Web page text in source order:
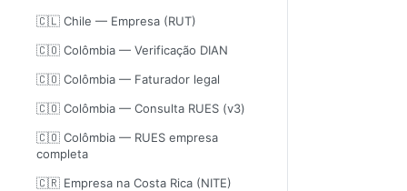
🇨🇱 Chile — Empresa (RUT)
🇨🇴 Colômbia — Verificação DIAN
🇨🇴 Colômbia — Faturador legal
🇨🇴 Colômbia — Consulta RUES (v3)
🇨🇴 Colômbia — RUES empresa
completa
🇨🇷 Empresa na Costa Rica (NITE)